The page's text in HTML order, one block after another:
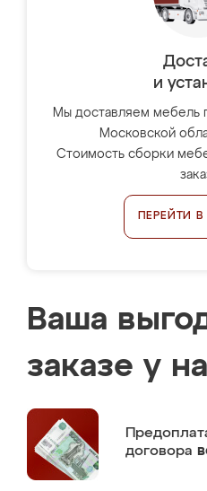
и
Мы доставляем мебель
Московской
Стоимость сборки
ПЕРЕЙТИ
Ваша
заказе у
договора